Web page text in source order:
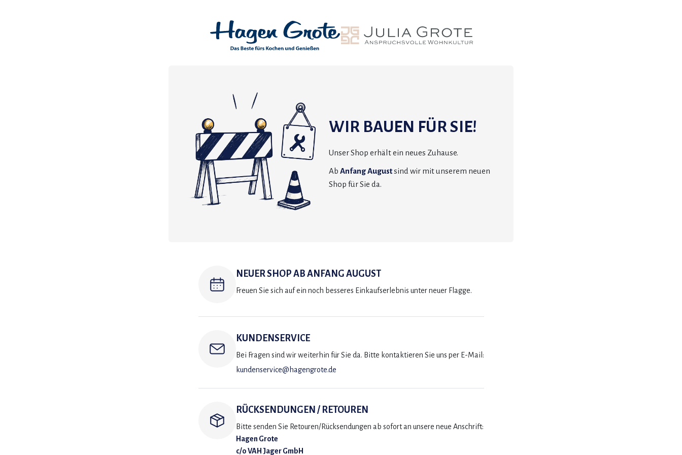
WIR BAUEN FÜR SIE!
Unser Shop erhält ein neues Zuhause.
Ab Anfang Augustsind wir mit unserem neuen
Shop für Sie da.
NEUER SHOP AB ANFANG AUGUST
Freuen Sie sich auf ein noch besseres Einkaufserlebnis unter neuer Flagge.
KUNDENSERVICE
Bei Fragen sind wir weiterhin für Sie da. Bitte kontaktieren Sie uns per E-Mail:
kundenservice@hagengrote.de
RÜCKSENDUNGEN / RETOUREN
Bitte senden Sie Retouren/Rücksendungen ab sofort an unsere neue Anschrift:
Hagen Grote
c/o VAH Jager GmbH